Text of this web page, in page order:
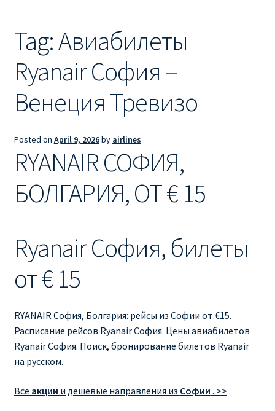
RYANAIR ИЗ РИГИ
Ryanair из Стокгольма
RYANAIR ИЗ ТАЛЛИНА
Ryanair из Тампере
RYANAIR ИЗ ЧЕХИИ | ПРАГА, ОСТРАВА, ПАРДУБИЦЕ,
БРНО
Ryanair изменения
Ryanair изменить дату
Ryanair изменить фамилию
Ryanair Испания
Tag:Авиабилеты
Ryanair София –
Венеция Тревизо
Posted on April 9, 2026by airlines
RYANAIR СОФИЯ,
БОЛГАРИЯ, ОТ € 15
Ryanair София, билеты
от € 15
RYANAIR София, Болгария: рейсы из Софии от €15.
Расписание рейсов Ryanair София. Цены авиабилетов
Ryanair София. Поиск, бронирование билетов Ryanair
на русском.
Все акции и дешевые направления из Софии ..>>